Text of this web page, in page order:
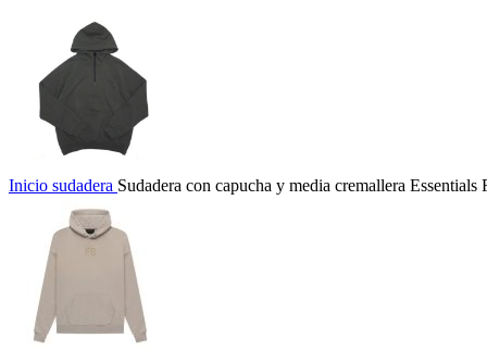
Inicio sudadera Sudadera con capucha y media cremallera Essentials